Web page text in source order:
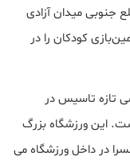
جنوبی میدان آزادی
کودکان را در
تازه تاسیس در
این ورزشگاه بزرگ
در داخل ورزشگاه می